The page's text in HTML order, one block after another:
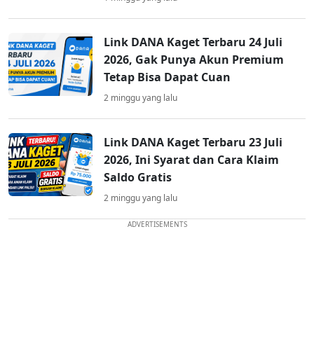
Link DANA Kaget Terbaru 24 Juli
2026, Gak Punya Akun Premium
Tetap Bisa Dapat Cuan
2 minggu yang lalu
Link DANA Kaget Terbaru 23 Juli
2026, Ini Syarat dan Cara Klaim
Saldo Gratis
2 minggu yang lalu
ADVERTISEMENTS